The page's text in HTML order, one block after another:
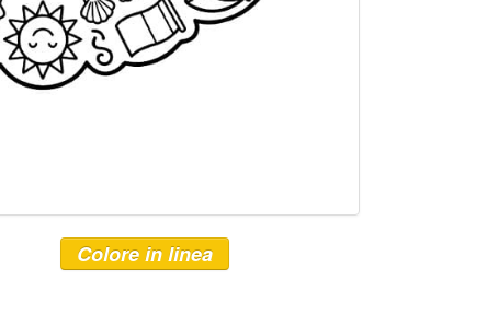
Colore in linea